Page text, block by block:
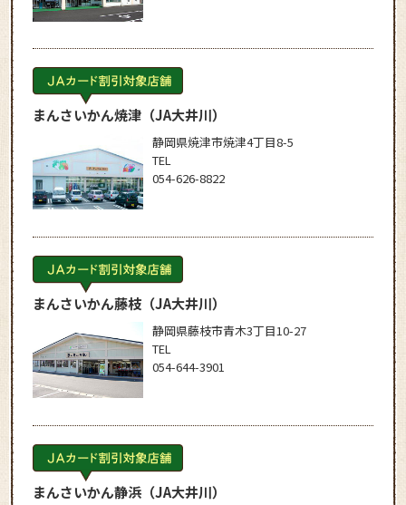
まんさいかん焼津（JA大井川）
静岡県焼津市焼津4丁目8-5
TEL
054-626-8822
まんさいかん藤枝（JA大井川）
静岡県藤枝市青木3丁目10-27
TEL
054-644-3901
まんさいかん静浜（JA大井川）